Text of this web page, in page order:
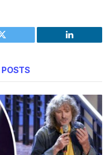
Twitter LinkedIn
POSTS